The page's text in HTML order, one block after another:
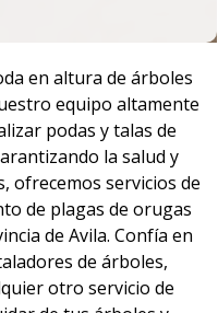
en altura de árboles
equipo altamente
podas y talas de
la salud y
ofrecemos servicios de
de plagas de orugas
de Avila. Confía en
de árboles,
otro servicio de